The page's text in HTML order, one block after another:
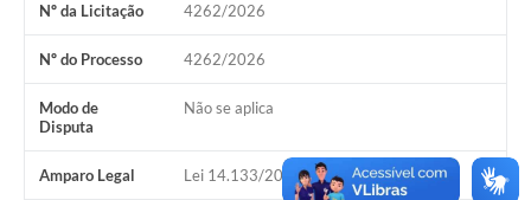
Projetos
Links
Nº da Licitação 4262/2026
Nº do Processo 4262/2026
Modo de
Disputa
Não se aplica
Amparo Legal Lei 14.133/2021, Art 75, II